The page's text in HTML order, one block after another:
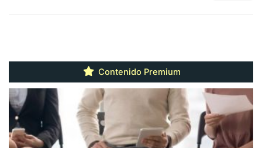
Contenido Premium